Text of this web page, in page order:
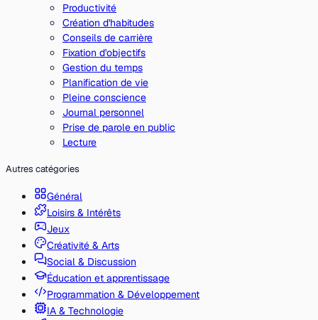
Productivité
Création d'habitudes
Conseils de carrière
Fixation d'objectifs
Gestion du temps
Planification de vie
Pleine conscience
Journal personnel
Prise de parole en public
Lecture
Autres catégories
Général
Loisirs & Intérêts
Jeux
Créativité & Arts
Social & Discussion
Éducation et apprentissage
Programmation & Développement
IA & Technologie